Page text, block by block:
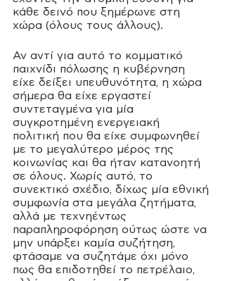
κάθε δεινό που ξημέρωνε στη
χώρα (όλους τους άλλους).
Αν αντί για αυτό το κομματικό
παιχνίδι πόλωσης η κυβέρνηση
είχε δείξει υπευθυνότητα, η χώρα
σήμερα θα είχε εργαστεί
συντεταγμένα για μία
συγκροτημένη ενεργειακή
πολιτική που θα είχε συμφωνηθεί
με το μεγαλύτερο μέρος της
κοινωνίας και θα ήταν κατανοητή
σε όλους. Χωρίς αυτό, το
συνεκτικό σχέδιο, δίχως μία εθνική
συμφωνία στα μεγάλα ζητήματα,
αλλά με τεχνηέντως
παραπληροφόρηση ούτως ώστε να
μην υπάρξει καμία συζήτηση,
φτάσαμε να συζητάμε όχι μόνο
πως θα επιδοτηθεί το πετρέλαιο,